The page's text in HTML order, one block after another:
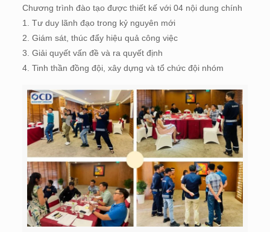
Chương trình đào tạo được thiết kế với 04 nội dung chính
1. Tư duy lãnh đạo trong kỷ nguyên mới
2. Giám sát, thúc đẩy hiệu quả công việc
3. Giải quyết vấn đề và ra quyết định
4. Tinh thần đồng đội, xây dựng và tổ chức đội nhóm